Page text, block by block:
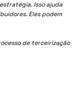
Isso ajuda
Eles podem
de terceirização